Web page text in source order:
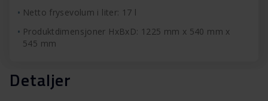
Netto frysevolum i liter: 17 l
Produktdimensjoner HxBxD: 1225 mm x 540 mm x
545 mm
Detaljer